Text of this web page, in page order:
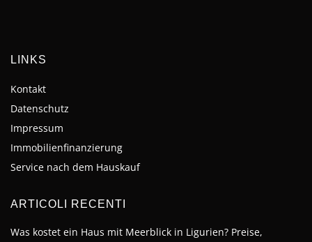
LINKS
Kontakt
Datenschutz
Impressum
Immobilienfinanzierung
Service nach dem Hauskauf
ARTICOLI RECENTI
Was kostet ein Haus mit Meerblick in Ligurien? Preise,